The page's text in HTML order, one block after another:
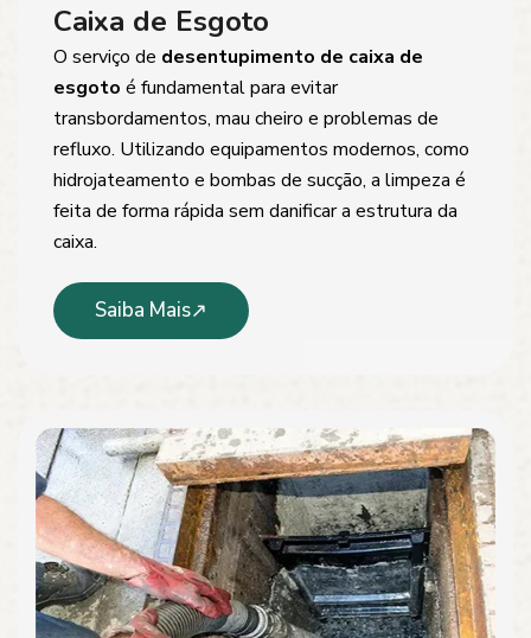
Caixa de Esgoto
O serviço de desentupimento de caixa de
esgoto é fundamental para evitar
transbordamentos, mau cheiro e problemas de
refluxo. Utilizando equipamentos modernos, como
hidrojateamento e bombas de sucção, a limpeza é
feita de forma rápida sem danificar a estrutura da
caixa.
Saiba Mais